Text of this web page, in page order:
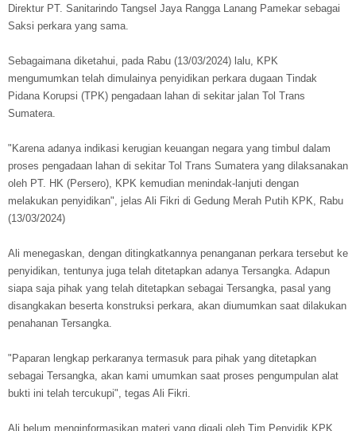
Direktur PT. Sanitarindo Tangsel Jaya Rangga Lanang Pamekar sebagai
Saksi perkara yang sama.
Sebagaimana diketahui, pada Rabu (13/03/2024) lalu, KPK
mengumumkan telah dimulainya penyidikan perkara dugaan Tindak
Pidana Korupsi (TPK) pengadaan lahan di sekitar jalan Tol Trans
Sumatera.
"Karena adanya indikasi kerugian keuangan negara yang timbul dalam
proses pengadaan lahan di sekitar Tol Trans Sumatera yang dilaksanakan
oleh PT. HK (Persero), KPK kemudian menindak-lanjuti dengan
melakukan penyidikan", jelas Ali Fikri di Gedung Merah Putih KPK, Rabu
(13/03/2024)
Ali menegaskan, dengan ditingkatkannya penanganan perkara tersebut ke
penyidikan, tentunya juga telah ditetapkan adanya Tersangka. Adapun
siapa saja pihak yang telah ditetapkan sebagai Tersangka, pasal yang
disangkakan beserta konstruksi perkara, akan diumumkan saat dilakukan
penahanan Tersangka.
"Paparan lengkap perkaranya termasuk para pihak yang ditetapkan
sebagai Tersangka, akan kami umumkan saat proses pengumpulan alat
bukti ini telah tercukupi", tegas Ali Fikri.
Ali belum menginformasikan materi yang digali oleh Tim Penyidik KPK